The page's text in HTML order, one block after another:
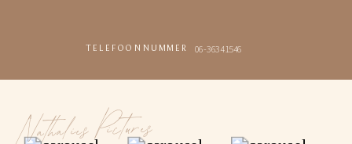
Nathalies Pictures
06-36341546
TELEFOONNUMMER